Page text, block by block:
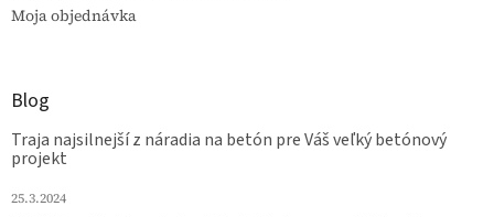
Moja objednávka
Blog
Traja najsilnejší z náradia na betón pre Váš veľký betónový
projekt
25.3.2024